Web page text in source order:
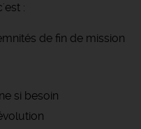
:
de fin de mission
si besoin